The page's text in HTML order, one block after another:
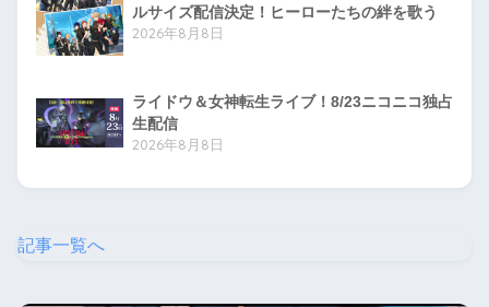
ルサイズ配信決定！ヒーローたちの絆を歌う
2026年8月8日
ライドウ＆女神転生ライブ！8/23ニコニコ独占
生配信
2026年8月8日
記事一覧へ